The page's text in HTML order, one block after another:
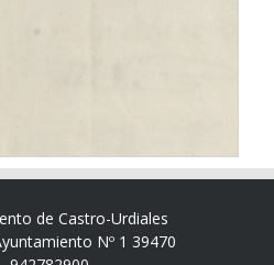
de Castro-Urdiales
Nº 1 39470